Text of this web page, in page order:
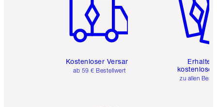
Kostenloser Versand
ab 59 € Bestellwert
Erhalte
kostenlose
zu allen